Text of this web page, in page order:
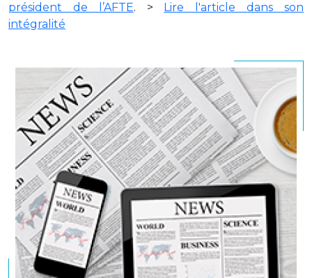
président de l’AFTE. > Lire l'article dans son
intégralité